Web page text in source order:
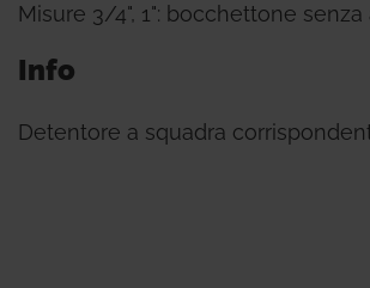
Misure 3/4", 1": bocchettone
Info
Detentore a squadra